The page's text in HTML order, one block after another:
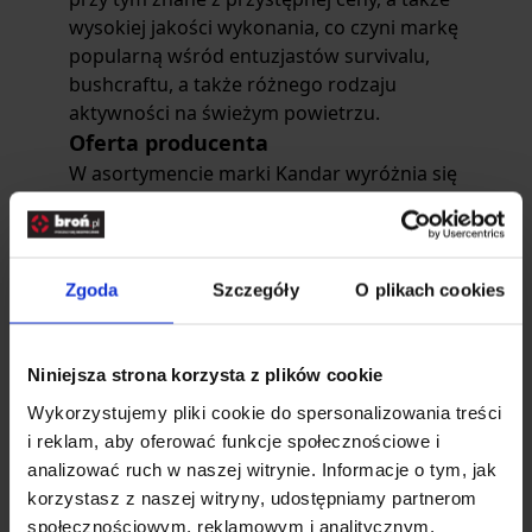
Zgoda Szczegóły O plikach cookies
Niniejsza strona korzysta z plików cookie
Wykorzystujemy pliki cookie do spersonalizowania treści
i reklam, aby oferować funkcje społecznościowe i
analizować ruch w naszej witrynie. Informacje o tym, jak
korzystasz z naszej witryny, udostępniamy partnerom
społecznościowym, reklamowym i analitycznym.
wysokiej jakości wykonania, co czyni markę
popularną wśród entuzjastów survivalu,
bushcraftu, a także różnego rodzaju
aktywności na świeżym powietrzu.
Oferta producenta
W asortymencie marki Kandar wyróżnia się
chociażby:
solidne i jakościowe modele typu full-tang,
w których ostrze przechodzi przez
wytrzymałym i niezawodnym. Znajdują one
swoje zastosowanie między innymi wśród
miłośników survivalu i ogólnie pojętych
aktywności outdoorowych.
Scyzoryki i multitoole – a więc wyjątkowo
funkcjonalne, a zarazem kompaktowe